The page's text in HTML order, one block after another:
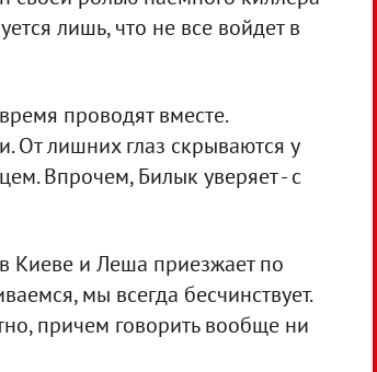
лишь, что не все войдет в
проводят вместе.
От лишних глаз скрываются у
Впрочем, Билык уверяет - с
Киеве и Леша приезжает по
мы всегда бесчинствует.
причем говорить вообще ни